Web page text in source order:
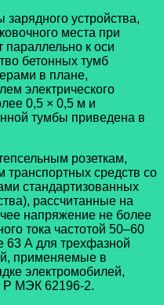
устройства,
места при
к оси
бетонных тумб
в плане,
электрического
0,5 × 0,5 м и
тумбы приведена в
розеткам,
средств со
стандартизованных
рассчитанные на
напряжение не более
тока частотой 50–60
63 А для трехфазной
применяемые в
электромобилей,
Р МЭК 62196-2.